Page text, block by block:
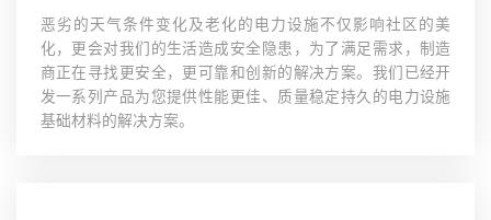
恶劣的天气条件变化及老化的电力设施不仅影响社区的美
化，更会对我们的生活造成安全隐患，为了满足需求，制造
商正在寻找更安全，更可靠和创新的解决方案。我们已经开
发一系列产品为您提供性能更佳、质量稳定持久的电力设施
基础材料的解决方案。